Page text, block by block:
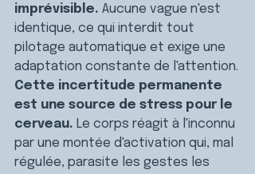
imprévisible. Aucune vague n'est
identique, ce qui interdit tout
pilotage automatique et exige une
adaptation constante de l'attention.
Cette incertitude permanente
est une source de stress pour le
cerveau. Le corps réagit à l'inconnu
par une montée d'activation qui, mal
régulée, parasite les gestes les